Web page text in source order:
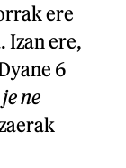
ere
Izan ere,
6
ne